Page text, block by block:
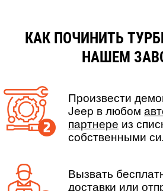
КАК ПОЧИНИТЬ
НАШЕМ
Произвести
Jeep в любом
партнере из
собственными
Вызвать
доставки или